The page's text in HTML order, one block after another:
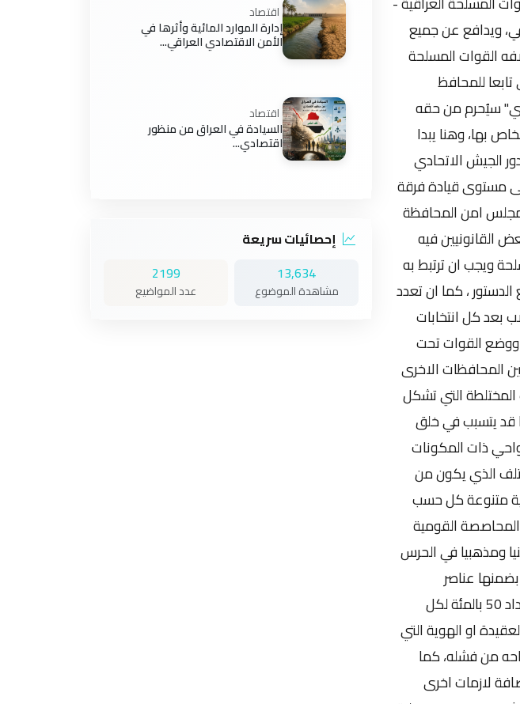
اقتصاد
إدارة الموارد المائية وأثرها في
الأمن الاقتصادي العراقي...
اقتصاد
السيادة في العراق من منظور
اقتصادي...
إحصائيات سريعة
13,634
مشاهدة الموضوع
2199
عدد المواضيع